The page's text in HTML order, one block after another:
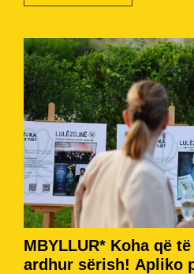
MBYLLUR* Koha që
ardhur sërish! Apliko